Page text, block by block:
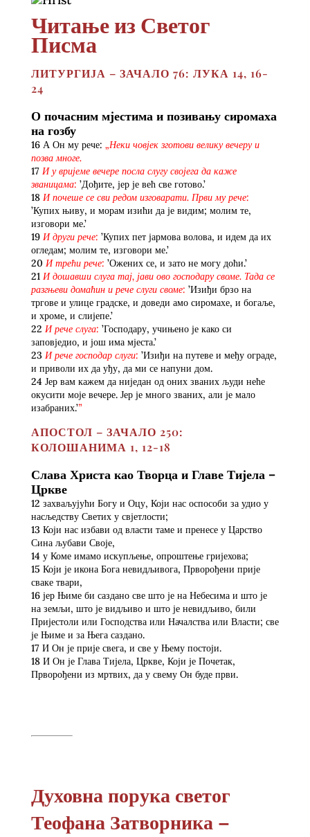
Читање из Светог
Писма
ЛИТУРГИЈА – ЗАЧАЛО 76: ЛУКА 14, 16-
24
О почасним мјестима и позивању сиромаха
на гозбу
16 А Он му рече: „Неки човјек зготови велику вечеру и
позва многе.
17 И у вријеме вечере посла слугу својега да каже
званицама: ’Дођите, јер је већ све готово.’
18 И почеше се сви редом изговарати. Први му рече:
’Купих њиву, и морам изићи да је видим; молим те,
изговори ме.’
19 И други рече: ’Купих пет јармова волова, и идем да их
огледам; молим те, изговори ме.’
20 И трећи рече: ’Ожених се, и зато не могу доћи.’
21 И дошавши слуга тај, јави ово господару своме. Тада се
разгњеви домаћин и рече слуги своме: ’Изиђи брзо на
тргове и улице градске, и доведи амо сиромахе, и богаље,
и хроме, и слијепе.’
22 И рече слуга: ’Господару, учињено је како си
заповједио, и још има мјеста.’
23 И рече господар слуги: ’Изиђи на путеве и међу ограде,
и приволи их да уђу, да ми се напуни дом.
24 Јер вам кажем да ниједан од оних званих људи неће
окусити моје вечере. Јер је много званих, али је мало
изабраних.’”
АПОСТОЛ – ЗАЧАЛО 250:
КОЛОШАНИМА 1, 12-18
Слава Христа као Творца и Главе Тијела –
Цркве
12 захваљујући Богу и Оцу, Који нас оспособи за удио у
насљедству Светих у свјетлости;
13 Који нас избави од власти таме и пренесе у Царство
Сина љубави Своје,
14 у Коме имамо искупљење, опроштење гријехова;
15 Који је икона Бога невидљивога, Прворођени прије
сваке твари,
16 јер Њиме би саздано све што је на Небесима и што је
на земљи, што је видљиво и што је невидљиво, били
Пријестоли или Господства или Началства или Власти; све
је Њиме и за Њега саздано.
17 И Он је прије свега, и све у Њему постоји.
18 И Он је Глава Тијела, Цркве, Који је Почетак,
Прворођени из мртвих, да у свему Он буде први.
Духовна порука светог
Теофана Затворника –